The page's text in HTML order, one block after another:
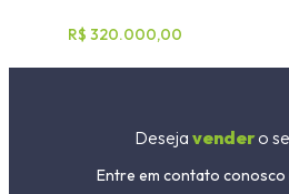
R$ 320.000,00
Deseja vendero
Entre em contato conosco